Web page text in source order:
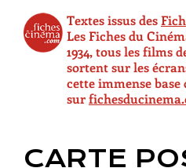
entre 1923 et 1926 par
fut une pionnière de
les années 1920-30, avant
Uni après la Seconde
(et collaborateur) Carl
est d’ailleurs le
d’animation encore visible
Textes issus des
Les Fiches du
1934, tous les films
sortent sur les
cette immense
sur
CARTE